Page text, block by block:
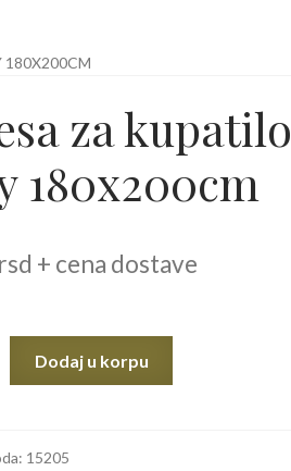
180X200CM
za kupatilo
180x200cm
rsd + cena dostave
Dodaj u korpu
15205